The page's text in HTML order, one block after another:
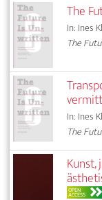
The
In: Ines
The
In: Ines
The
OPEN
ACCESS